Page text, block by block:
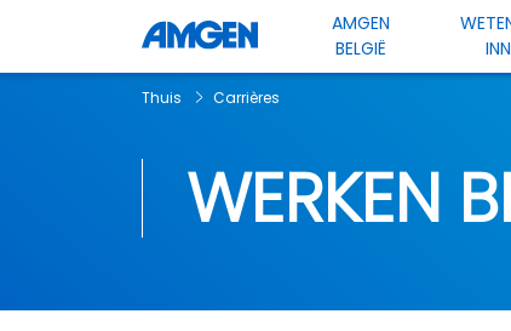
AMGEN
BELGIË
Thuis Carrières
WERKEN